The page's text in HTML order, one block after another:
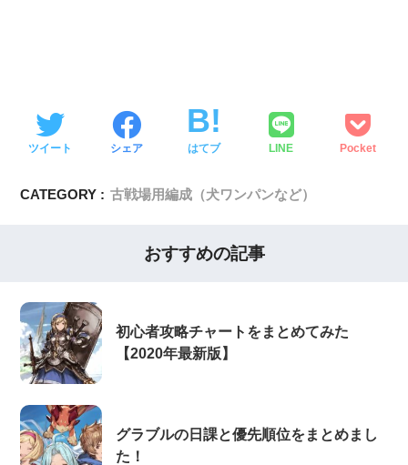
ツイート シェア はてブ LINE Pocket
CATEGORY : 古戦場用編成（犬ワンパンなど）
おすすめの記事
初心者攻略チャートをまとめてみた
【2020年最新版】
グラブルの日課と優先順位をまとめまし
た！